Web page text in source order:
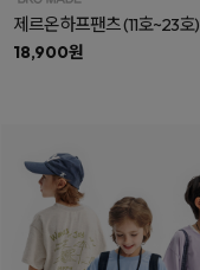
제르온하프팬츠(11호~23호)
18,900원